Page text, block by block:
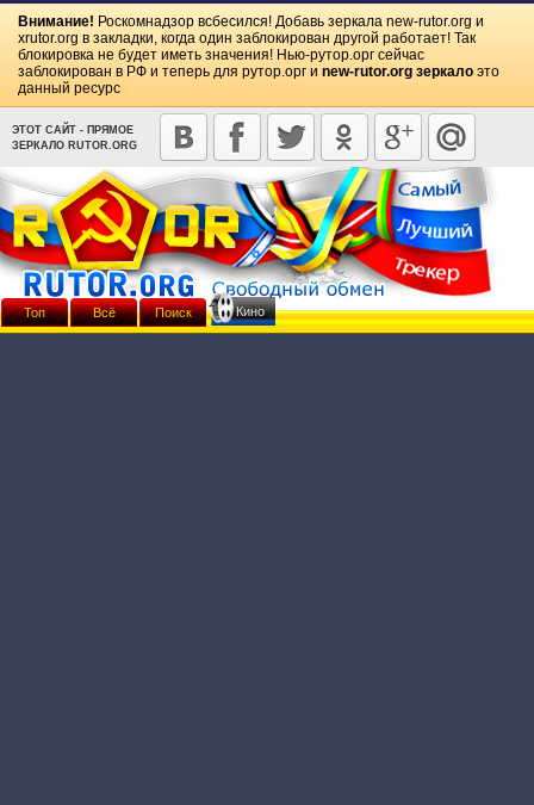
Внимание! Роскомнадзор всбесился! Добавь зеркала new-rutor.org и
xrutor.org в закладки, когда один заблокирован другой работает! Так
блокировка не будет иметь значения! Нью-рутор.орг сейчас
заблокирован в РФ и теперь для рутор.орг и new-rutor.org зеркало это
данный ресурс
ЭТОТ САЙТ - ПРЯМОЕ
ЗЕРКАЛО RUTOR.ORG